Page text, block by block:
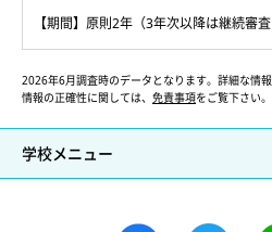
【期間】原則2年（3年次以降は継続審査
2026年6月調査時のデータとなります。詳細な情
情報の正確性に関しては、 免責事項をご覧下さい。
学校メニュー